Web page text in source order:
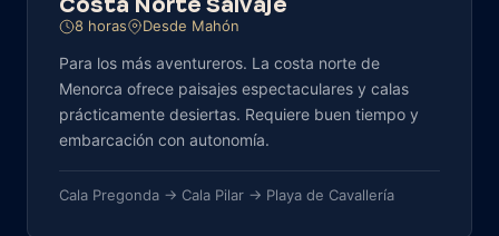
8 horas Desde Mahón
Para los más aventureros. La costa norte de
Menorca ofrece paisajes espectaculares y calas
prácticamente desiertas. Requiere buen tiempo y
embarcación con autonomía.
Cala Pregonda → Cala Pilar → Playa de Cavallería